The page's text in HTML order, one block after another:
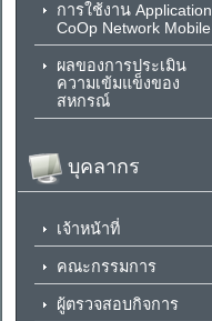
การใช้งาน Application
CoOp Network Mobile
ผลของการประเมิน
ความเข้มแข็งของ
สหกรณ์
บุคลากร
เจ้าหน้าที่
คณะกรรมการ
ผู้ตรวจสอบกิจการ